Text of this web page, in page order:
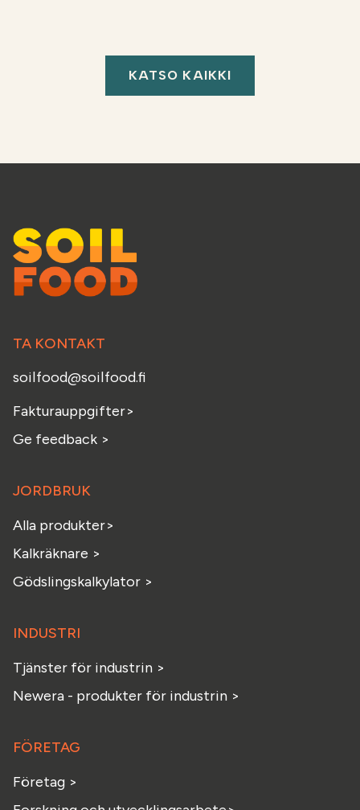
KATSO KAIKKI
TA KONTAKT
soilfood@soilfood.fi
Fakturauppgifter>
Ge feedback >
JORDBRUK
Alla produkter>
Kalkräknare >
Gödslingskalkylator >
INDUSTRI
Tjänster för industrin >
Newera - produkter för industrin >
FÖRETAG
Företag >